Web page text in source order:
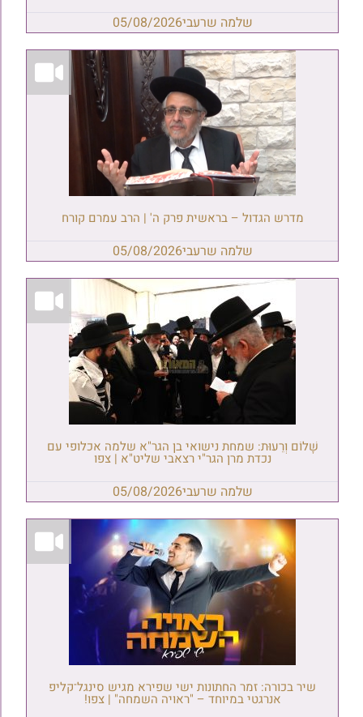
שלמה שרעבי05/08/2026
מדרש הגדול – בראשית פרק ה' | הרב עמרם קורח
שלמה שרעבי05/08/2026
שָׁלוֹם וְרֵעוּת: שמחת נישואי בן הגר"א שלמה אכלופי עם
נכדת מרן הגר"י רצאבי שליט"א | צפו
שלמה שרעבי05/08/2026
שיר בכורה: זמר החתונות ישי שפירא מגיש סינגל־קליפ
אנרגטי במיוחד – "ראויה השמחה" | צפו!